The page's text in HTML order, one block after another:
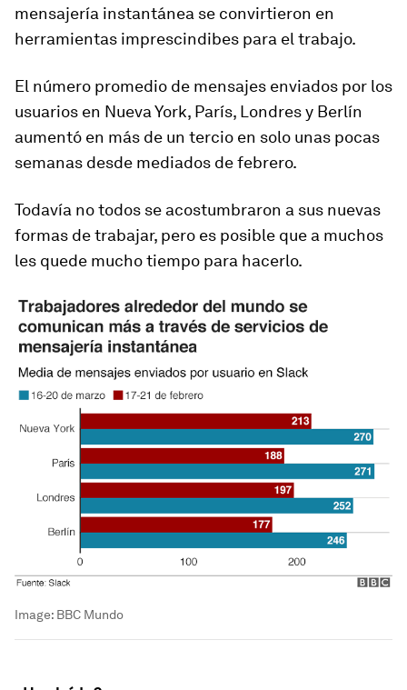
mensajería instantánea se convirtieron en
herramientas imprescindibes para el trabajo.
El número promedio de mensajes enviados por los
usuarios en Nueva York, París, Londres y Berlín
aumentó en más de un tercio en solo unas pocas
semanas desde mediados de febrero.
Todavía no todos se acostumbraron a sus nuevas
formas de trabajar, pero es posible que a muchos
les quede mucho tiempo para hacerlo.
Image: BBC Mundo